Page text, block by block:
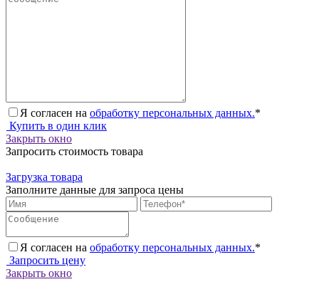
Я согласен на обработку персональных данных.*
Купить в один клик
Закрыть окно
Запросить стоимость товара
Загрузка товара
Заполните данные для запроса цены
Я согласен на обработку персональных данных.*
Запросить цену
Закрыть окно